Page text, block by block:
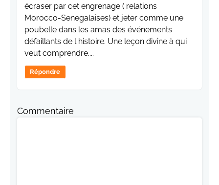
écraser par cet engrenage ( relations
Morocco-Senegalaises) et jeter comme une
poubelle dans les amas des événements
défaillants de l histoire. Une leçon divine à qui
veut comprendre....
Répondre
Commentaire